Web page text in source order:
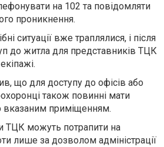
на 102 та повідомляти
проникнення.
ситуації вже траплялися, і після
до житла для представників ТЦК
що для доступу до офісів або
також повинні мати
вказаним приміщенням.
ТЦК можуть потрапити на
лише за дозволом адміністрації